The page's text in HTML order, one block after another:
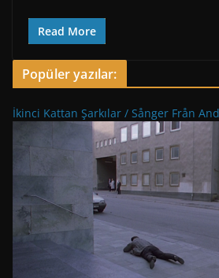
Read More
Popüler yazılar:
İkinci Kattan Şarkılar / Sånger Från